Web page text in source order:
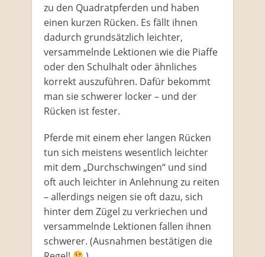
zu den Quadratpferden und haben
einen kurzen Rücken. Es fällt ihnen
dadurch grundsätzlich leichter,
versammelnde Lektionen wie die Piaffe
oder den Schulhalt oder ähnliches
korrekt auszuführen. Dafür bekommt
man sie schwerer locker – und der
Rücken ist fester.
Pferde mit einem eher langen Rücken
tun sich meistens wesentlich leichter
mit dem „Durchschwingen“ und sind
oft auch leichter in Anlehnung zu reiten
– allerdings neigen sie oft dazu, sich
hinter dem Zügel zu verkriechen und
versammelnde Lektionen fallen ihnen
schwerer. (Ausnahmen bestätigen die